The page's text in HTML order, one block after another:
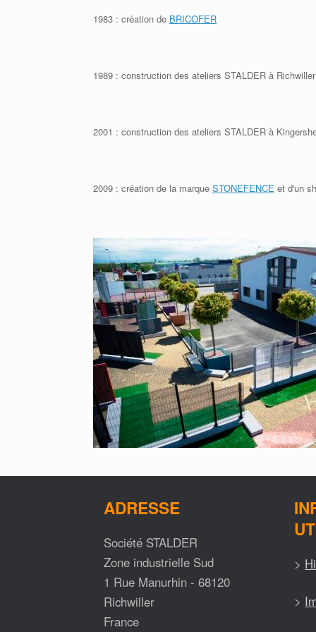
1983 : création de BRICOFER
1989 : construction des ateliers STALDER à
2001 : construction des ateliers STALDER à
2009 : création de la marque STONEFENCE et d'un
ADRESSE
Société STALDER
Zone industrielle Sud
1 Rue Manurhin - 68120
Richwiller
France
>
>